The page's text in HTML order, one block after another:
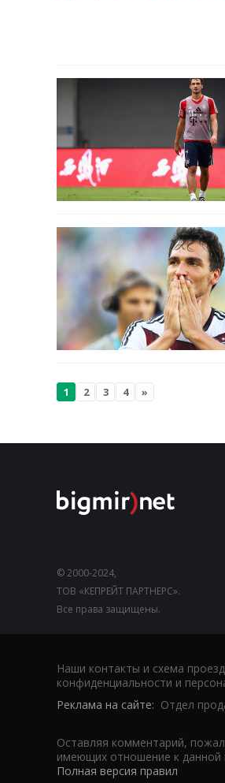
1 2 3 4 »
© 2000-2024,
ТОВ «КЕПРЕЙТ ПАРТНЕРС».
Все права защищены.
Наши контакты и схема
конфиденциальности и
Реклама на сайте: Отдел
Оставляя комментарий,
имеющих отношение к данной
Полная версия правил